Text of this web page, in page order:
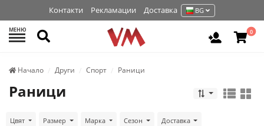
Контакти Рекламации Доставка BG
МЕНЮ Търси Вход /0
Начало Други Спорт Раници
Раници
Цвят Размер Марка Сезон Доставка